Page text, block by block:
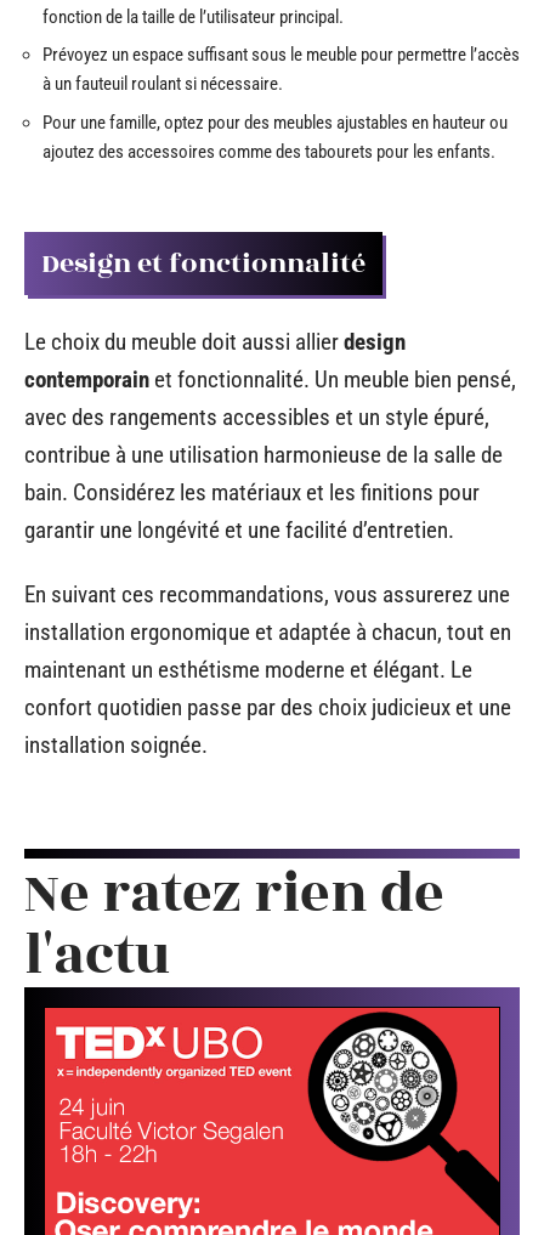
fonction de la taille de l’utilisateur principal.
Prévoyez un espace suffisant sous le meuble pour permettre l’accès
à un fauteuil roulant si nécessaire.
Pour une famille, optez pour des meubles ajustables en hauteur ou
ajoutez des accessoires comme des tabourets pour les enfants.
Design et fonctionnalité
Le choix du meuble doit aussi allierdesign
contemporain et fonctionnalité. Un meuble bien pensé,
avec des rangements accessibles et un style épuré,
contribue à une utilisation harmonieuse de la salle de
bain. Considérez les matériaux et les finitions pour
garantir une longévité et une facilité d’entretien.
En suivant ces recommandations, vous assurerez une
installation ergonomique et adaptée à chacun, tout en
maintenant un esthétisme moderne et élégant. Le
confort quotidien passe par des choix judicieux et une
installation soignée.
Ne ratez rien de
l'actu